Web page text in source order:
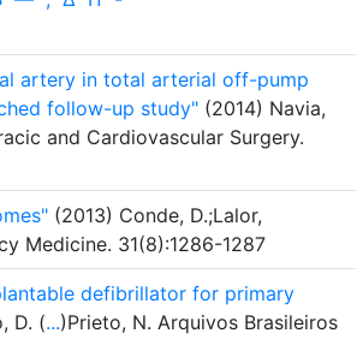
artery in total arterial off-pump
follow-up study" (2014) Navia,
and Cardiovascular Surgery.
(2013) Conde, D.;Lalor,
Medicine. 31(8):1286-1287
defibrillator for primary
D. (...)Prieto, N. Arquivos Brasileiros